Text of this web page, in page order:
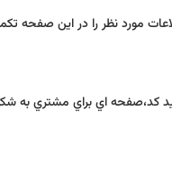
کد،صفحه اي براي مشتري به